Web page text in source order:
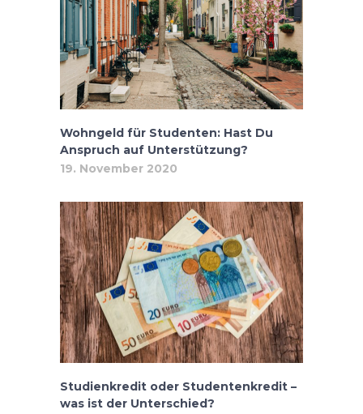
Wohngeld für Studenten: Hast Du
Anspruch auf Unterstützung?
19. November 2020
Studienkredit oder Studentenkredit –
was ist der Unterschied?